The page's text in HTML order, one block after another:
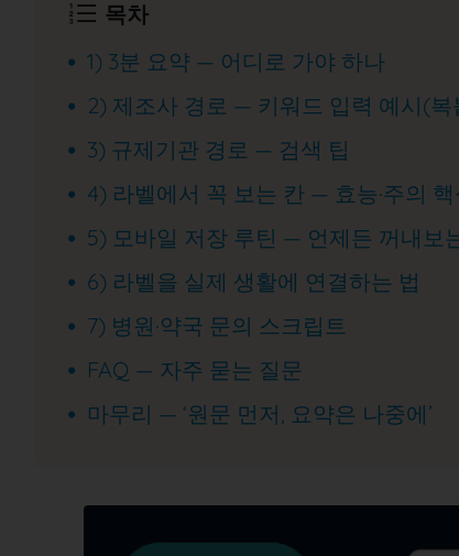
목차
1) 3분 요약 — 어디로 가야 하나
2) 제조사 경로 — 키워드 입력 예시(복
3) 규제기관 경로 — 검색 팁
4) 라벨에서 꼭 보는 칸 — 효능·주의 핵
5) 모바일 저장 루틴 — 언제든 꺼내보
6) 라벨을 실제 생활에 연결하는 법
7) 병원·약국 문의 스크립트
FAQ — 자주 묻는 질문
마무리 — ‘원문 먼저, 요약은 나중에’